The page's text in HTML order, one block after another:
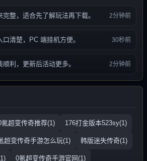
整，适合先了解玩法再下载。 2分钟前
清楚，PC 端挂机方便。 30秒前
利，更新后活动更多。 2分钟前
氪超变传奇推荐(1) 176打金版本523sy(1)
超变传奇手游怎么玩(1) 韩版迷失传奇(1)
0氪超变传奇手游官网(1)